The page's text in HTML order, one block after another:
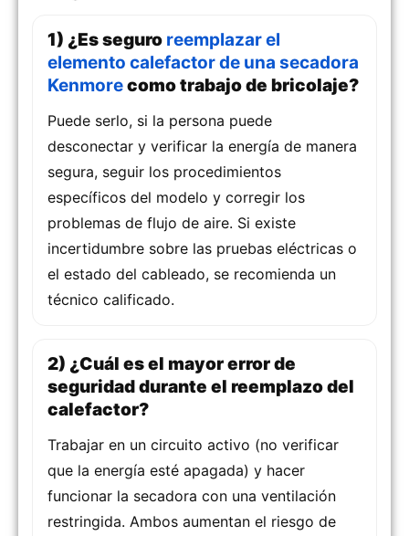
1) ¿Es seguro reemplazar el
elemento calefactor de una secadora
Kenmorecomo trabajo de bricolaje?
Puede serlo, si la persona puede
desconectar y verificar la energía de manera
segura, seguir los procedimientos
específicos del modelo y corregir los
problemas de flujo de aire. Si existe
incertidumbre sobre las pruebas eléctricas o
el estado del cableado, se recomienda un
técnico calificado.
2) ¿Cuál es el mayor error de
seguridad durante el reemplazo del
calefactor?
Trabajar en un circuito activo (no verificar
que la energía esté apagada) y hacer
funcionar la secadora con una ventilación
restringida. Ambos aumentan el riesgo de